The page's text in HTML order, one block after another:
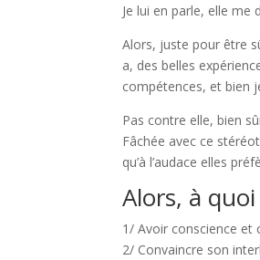
Je lui en parle, elle me
Alors, juste pour être
a, des belles
compétences, et bien
Pas contre elle, bien
Fâchée avec ce
qu’à l’audace elles
Alors, à
1/ Avoir conscience et
2/ Convaincre son